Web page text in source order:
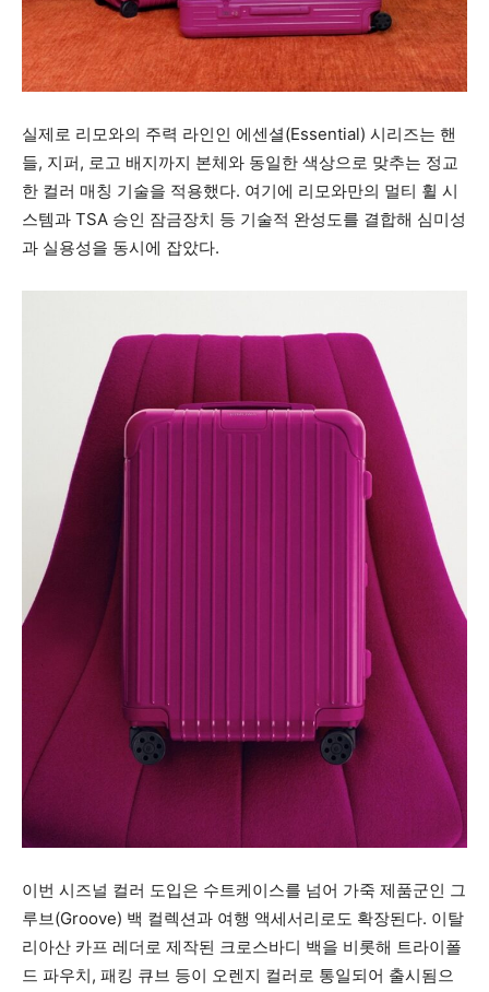
실제로 리모와의 주력 라인인 에센셜(Essential) 시리즈는 핸
들, 지퍼, 로고 배지까지 본체와 동일한 색상으로 맞추는 정교
한 컬러 매칭 기술을 적용했다. 여기에 리모와만의 멀티 휠 시
스템과 TSA 승인 잠금장치 등 기술적 완성도를 결합해 심미성
과 실용성을 동시에 잡았다.
이번 시즈널 컬러 도입은 수트케이스를 넘어 가죽 제품군인 그
루브(Groove) 백 컬렉션과 여행 액세서리로도 확장된다. 이탈
리아산 카프 레더로 제작된 크로스바디 백을 비롯해 트라이폴
드 파우치, 패킹 큐브 등이 오렌지 컬러로 통일되어 출시됨으